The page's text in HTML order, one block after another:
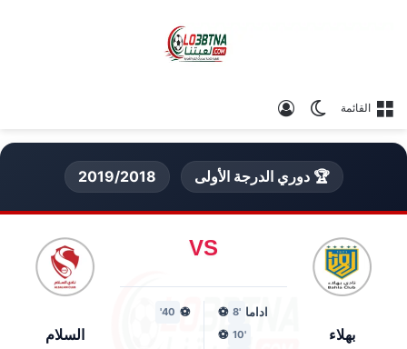
القائمة الوضع المظلم
🏆 دوري الدرجة الأولى 2019/2018
بهلاء
VS
اداما '8
⚽
'10
⚽
⚽
40'
السلام